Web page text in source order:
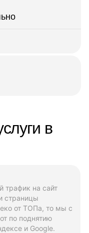
в
трафик на сайт
страницы
от ТОПа, то мы с
по поднятию
и Google.